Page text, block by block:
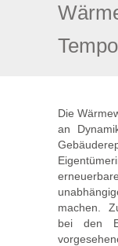
Tempo
Die
an
machen.
bei den